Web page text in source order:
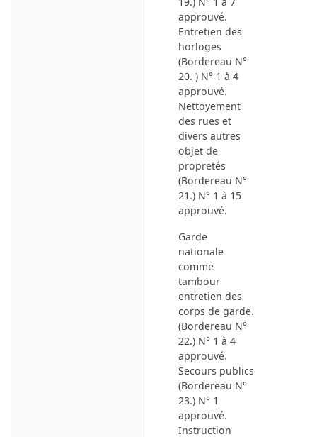
approuvé.
Entretien des
horloges
(Bordereau N°
20. ) N° 1 à 4
approuvé.
Nettoyement
des rues et
divers autres
objet de
propretés
(Bordereau N°
21.) N° 1 à 15
approuvé.
Garde
nationale
comme
tambour
entretien des
corps de garde.
(Bordereau N°
22.) N° 1 à 4
approuvé.
Secours publics
(Bordereau N°
23.) N° 1
approuvé.
Instruction